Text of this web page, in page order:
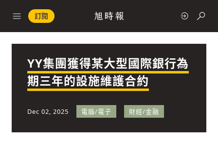
訂閱
政治
YY集團獲得某大型國際銀行為
期三年的設施維護合約
Dec 02, 2025 電腦/電子 財經/金融